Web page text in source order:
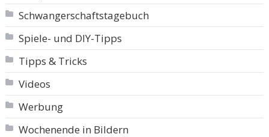
Schwangerschaftstagebuch
Spiele- und DIY-Tipps
Tipps & Tricks
Videos
Werbung
Wochenende in Bildern